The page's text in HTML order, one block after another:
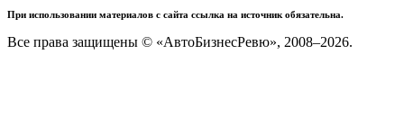
При использовании материалов с сайта ссылка на источник обязательна.
Все права защищены © «АвтоБизнесРевю», 2008–2026.